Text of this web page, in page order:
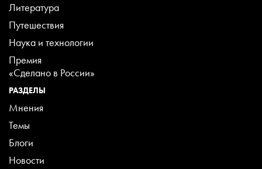
Литература
Путешествия
Наука и технологии
Премия
«Сделано в России»
РАЗДЕЛЫ
Мнения
Темы
Блоги
Новости